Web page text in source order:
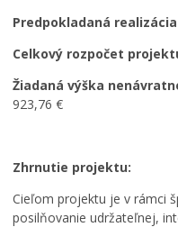
Fond na podporu
Oznamovanie
Zamestnanie v
Predpokladaná
Celkový rozpočet
Žiadaná výška
923,76 €
Zhrnutie projektu:
Cieľom projektu je v rámci
posilňovanie udržateľnej,